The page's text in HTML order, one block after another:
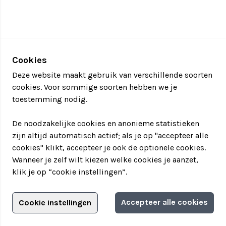
Duur van het programma
Arrangement 1: 1,5 uur
Arrangement 2: 3 uur
Starttijden:Op afspraak
Aantal personen: Minimaal 6 en maximaal 360
Inhoud van het arrangement
Pokerworkshop waarin de basis van het pokerspel
uitgelegd wordt
met spelen
Het echte pokertoernooi waarin u uw vrienden of
Informatie aanvragen
Adverteren?
Adverteerdersopties
Cookies
Deze website maakt gebruik van verschillende soorten
cookies. Voor sommige soorten hebben we je
toestemming nodig.
De noodzakelijke cookies en anonieme statistieken
zijn altijd automatisch actief; als je op "accepteer alle
cookies" klikt, accepteer je ook de optionele cookies.
Wanneer je zelf wilt kiezen welke cookies je aanzet,
klik je op “cookie instellingen”.
Cookie instellingen Accepteer alle cookies